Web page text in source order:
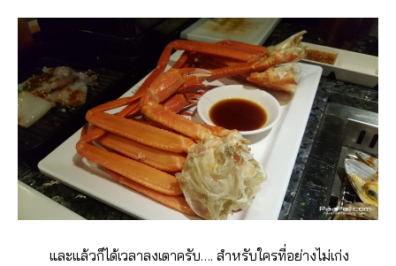
และแล้วก็ได้เวลาลงเตาครับ…. สำหรับใครที่อย่างไม่เก่ง